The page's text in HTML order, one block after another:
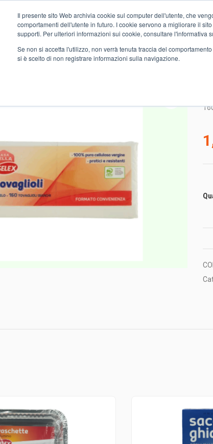
Il presente sito Web archivia cookie sul computer dell'utente, che
comportamenti dell'utente in futuro. I cookie servono a migliorare il
supporti. Per ulteriori informazioni sui cookie, consultare l'informativa
Se non si accetta l'utilizzo, non verrà tenuta traccia del
si è scelto di non registrare informazioni sulla navigazione.
Novità Chi siamo Servizi
DROGHERIA MATERIALE CUCINA 160 TOVAGLIOLI SELEX